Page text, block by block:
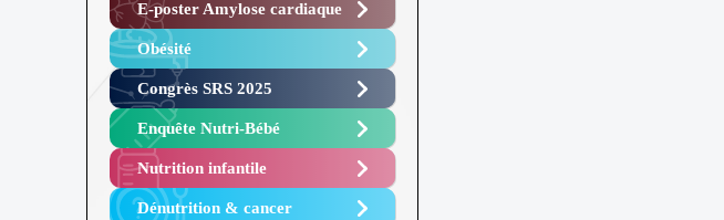
E-poster Amylose cardiaque ​
Obésité ​
Congrès SRS 2025 ​
Enquête Nutri-Bébé ​
Nutrition infantile
Dénutrition & cancer